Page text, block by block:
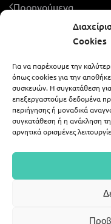
Cookies
Για να παρέχουμε την
όπως cookies για την
συσκευών. Η συγκατάθεση για
επεξεργαστούμε δεδομένα
περιήγησης ή μοναδικά
συγκατάθεση ή η ανάκληση
αρνητικά ορισμένες
Προηγούμενα
ALEXIS
694 59 07 378
Web